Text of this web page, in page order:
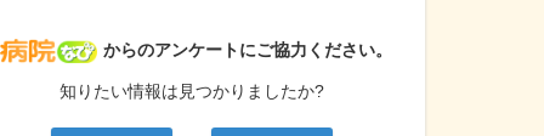
病院なび
からのアンケートにご協力ください。
知りたい情報は見つかりましたか?